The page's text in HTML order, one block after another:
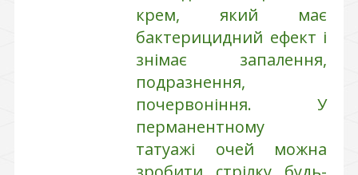
крем, який має
бактерицидний ефект і
знімає запалення,
подразнення,
почервоніння. У
перманентному
татуажі очей можна